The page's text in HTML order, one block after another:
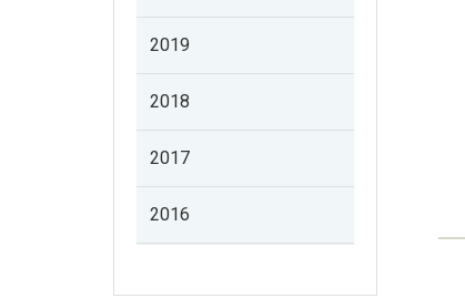
2019
2018
2017
2016